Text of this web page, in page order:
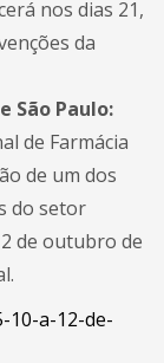
nos dias 21,
da
São Paulo:
de Farmácia
de um dos
do setor
de outubro de
10-a-12-de-